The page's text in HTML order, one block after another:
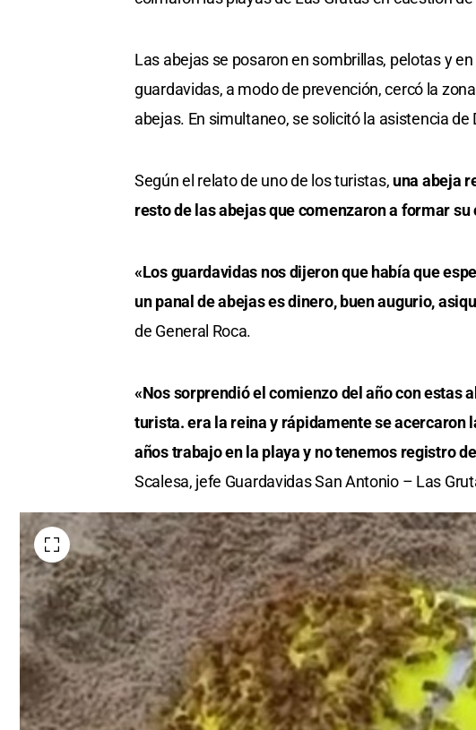
Las abejas se posaron en sombrillas, pelotas y
guardavidas, a modo de prevención, cercó la
abejas. En simultaneo, se solicitó la asistencia de
Según el relato de uno de los turistas, una abeja
resto de las abejas que comenzaron a formar su
«Los guardavidas nos dijeron que había que
un panal de abejas es dinero, buen augurio,
de General Roca.
«Nos sorprendió el comienzo del año con estas
turista. era la reina y rápidamente se acercaron
años trabajo en la playa y no tenemos registro
Scalesa, jefe Guardavidas San Antonio – Las